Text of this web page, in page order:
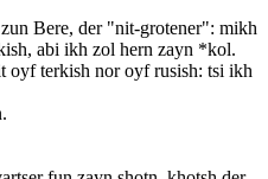
Bere, der "nit-grotener": mikh
abi ikh zol hern zayn *kol.
terkish nor oyf rusish: tsi ikh